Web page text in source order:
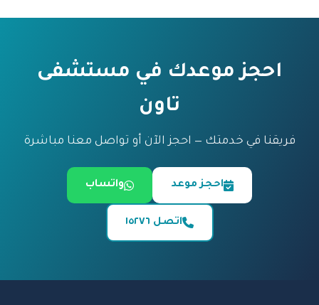
احجز موعدك في مستشفى
تاون
فريقنا في خدمتك — احجز الآن أو تواصل معنا مباشرة
احجز موعد واتساب
اتصل ١٥٢٧٦